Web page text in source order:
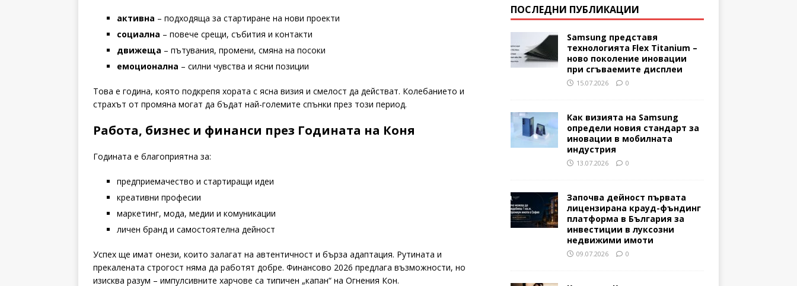
активна – подходяща за стартиране на нови проекти
социална – повече срещи, събития и контакти
движеща – пътувания, промени, смяна на посоки
емоционална – силни чувства и ясни позиции
Това е година, която подкрепя хората с ясна визия и смелост да действат. Колебанието и
страхът от промяна могат да бъдат най-големите спънки през този период.
Работа, бизнес и финанси през Годината на Коня
Годината е благоприятна за:
предприемачество и стартиращи идеи
креативни професии
маркетинг, мода, медии и комуникации
личен бранд и самостоятелна дейност
Успех ще имат онези, които залагат на автентичност и бърза адаптация. Рутината и
прекалената строгост няма да работят добре. Финансово 2026 предлага възможности, но
изисква разум – импулсивните харчове са типичен „капан“ на Огнения Кон.
ПОСЛЕДНИ ПУБЛИКАЦИИ
Samsung представя
технологията Flex Titanium –
ново поколение иновации
при сгъваемите дисплеи
15.07.2026 0
Как визията на Samsung
определи новия стандарт за
иновации в мобилната
индустрия
13.07.2026 0
Започва дейност първата
лицензирана крауд-фъндинг
платформа в България за
инвестиции в луксозни
недвижими имоти
09.07.2026 0